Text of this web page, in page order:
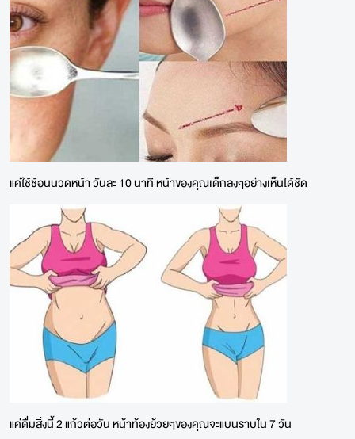
แค่ใช้ช้อนนวดหน้า วันละ 10 นาที หน้าของคุณเด็กลงๆอย่างเห็นได้ชัด
แค่ดื่มสิ่งนี้ 2 แก้วต่อวัน หน้าท้องย้วยๆของคุณจะแบนราบใน 7 วัน